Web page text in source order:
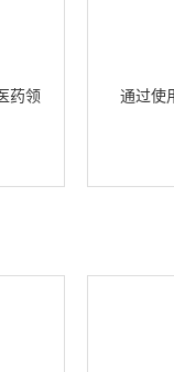
药领
通过使